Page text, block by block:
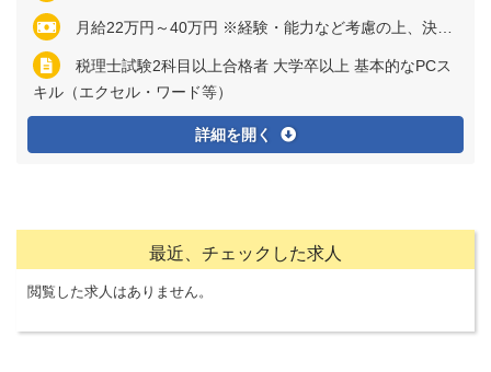
月給22万円～40万円 ※経験・能力など考慮の上、決定いたします ※残業代は全額支給
税理士試験2科目以上合格者 大学卒以上 基本的なPCス
キル（エクセル・ワード等）
詳細を開く
最近、チェックした求人
閲覧した求人はありません。